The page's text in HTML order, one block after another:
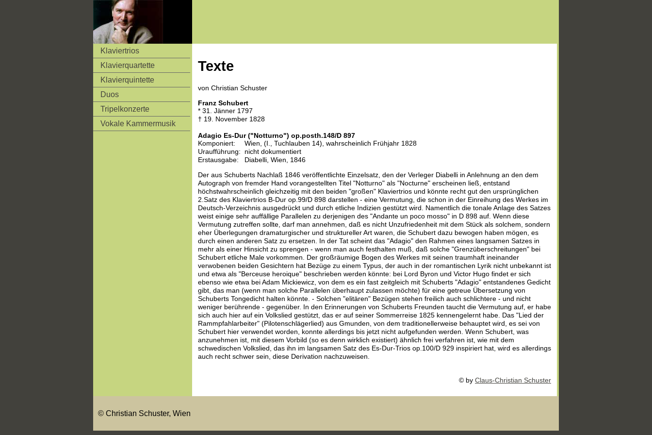
Klaviertrios
Klavierquartette
Klavierquintette
Duos
Tripelkonzerte
Vokale Kammermusik
Texte
von Christian Schuster
Franz Schubert
* 31. Jänner 1797
† 19. November 1828
Adagio Es-Dur ("Notturno") op.posth.148/D 897
Komponiert:
Wien, (I., Tuchlauben 14), wahrscheinlich Frühjahr 1828
Uraufführung:
nicht dokumentiert
Erstausgabe:
Diabelli, Wien, 1846
Der aus Schuberts Nachlaß 1846 veröffentlichte Einzelsatz, den der Verleger Diabelli in Anlehnung an den dem
Autograph von fremder Hand vorangestellten Titel "Notturno" als "Nocturne" erscheinen ließ, entstand
höchstwahrscheinlich gleichzeitig mit den beiden "großen" Klaviertrios und könnte recht gut den ursprünglichen
2.Satz des Klaviertrios B-Dur op.99/D 898 darstellen - eine Vermutung, die schon in der Einreihung des Werkes im
Deutsch-Verzeichnis ausgedrückt und durch etliche Indizien gestützt wird. Namentlich die tonale Anlage des Satzes
weist einige sehr auffällige Parallelen zu derjenigen des "Andante un poco mosso" in D 898 auf. Wenn diese
Vermutung zutreffen sollte, darf man annehmen, daß es nicht Unzufriedenheit mit dem Stück als solchem, sondern
eher Überlegungen dramaturgischer und struktureller Art waren, die Schubert dazu bewogen haben mögen, es
durch einen anderen Satz zu ersetzen. In der Tat scheint das "Adagio" den Rahmen eines langsamen Satzes in
mehr als einer Hinsicht zu sprengen - wenn man auch festhalten muß, daß solche "Grenzüberschreitungen" bei
Schubert etliche Male vorkommen. Der großräumige Bogen des Werkes mit seinen traumhaft ineinander
verwobenen beiden Gesichtern hat Bezüge zu einem Typus, der auch in der romantischen Lyrik nicht unbekannt ist
und etwa als "Berceuse heroique" beschrieben werden könnte: bei Lord Byron und Victor Hugo findet er sich
ebenso wie etwa bei Adam Mickiewicz, von dem es ein fast zeitgleich mit Schuberts "Adagio" entstandenes Gedicht
gibt, das man (wenn man solche Parallelen überhaupt zulassen möchte) für eine getreue Übersetzung von
Schuberts Tongedicht halten könnte. - Solchen "elitären" Bezügen stehen freilich auch schlichtere - und nicht
weniger berührende - gegenüber. In den Erinnerungen von Schuberts Freunden taucht die Vermutung auf, er habe
sich auch hier auf ein Volkslied gestützt, das er auf seiner Sommerreise 1825 kennengelernt habe. Das "Lied der
Rammpfahlarbeiter" (Pilotenschlägerlied) aus Gmunden, von dem traditionellerweise behauptet wird, es sei von
Schubert hier verwendet worden, konnte allerdings bis jetzt nicht aufgefunden werden. Wenn Schubert, was
anzunehmen ist, mit diesem Vorbild (so es denn wirklich existiert) ähnlich frei verfahren ist, wie mit dem
schwedischen Volkslied, das ihn im langsamen Satz des Es-Dur-Trios op.100/D 929 inspiriert hat, wird es allerdings
auch recht schwer sein, diese Derivation nachzuweisen.
© by Claus-Christian Schuster
© Christian Schuster, Wien